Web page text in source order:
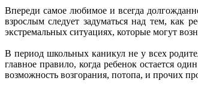
Впереди самое любимое и всегда
взрослым следует задуматься над тем, как
экстремальных ситуациях, которые могут
В период школьных каникул не у всех
главное правило, когда ребенок остается
возможность возгорания, потопа, и прочих